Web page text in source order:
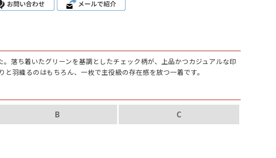
ラルフ ローレン
カーハート ディッキーズ
リーバイス ラッセル・アスレチック
落ち着いたグリーンを基調としたチェック柄が、上品かつカジュアルな印
羽織るのはもちろん、一枚で主役級の存在感を放つ一着です。
B C